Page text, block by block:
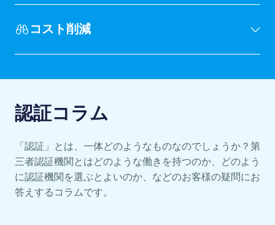
コスト削減
認証コラム
「認証」とは、一体どのようなものなのでしょうか？第
三者認証機関とはどのような働きを持つのか、どのよう
に認証機関を選ぶとよいのか、などのお客様の疑問にお
答えするコラムです。